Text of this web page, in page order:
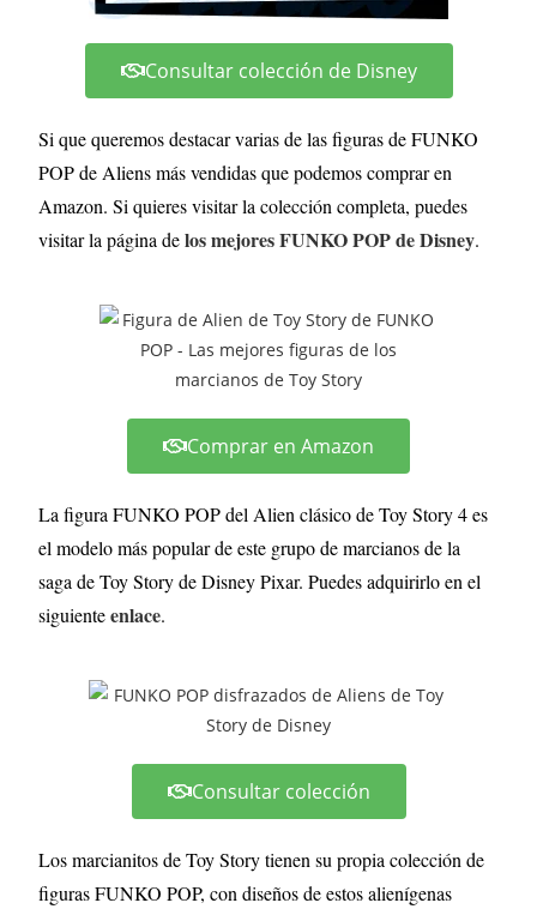
Consultar colección de Disney
Si que queremos destacar varias de las figuras de FUNKO
POP de Aliens más vendidas que podemos comprar en
Amazon. Si quieres visitar la colección completa, puedes
visitar la página delos mejores FUNKO POP de Disney.
Comprar en Amazon
La figura FUNKO POP del Alien clásico de Toy Story 4 es
el modelo más popular de este grupo de marcianos de la
saga de Toy Story de Disney Pixar. Puedes adquirirlo en el
siguienteenlace.
Consultar colección
Los marcianitos de Toy Story tienen su propia colección de
figuras FUNKO POP, con diseños de estos alienígenas